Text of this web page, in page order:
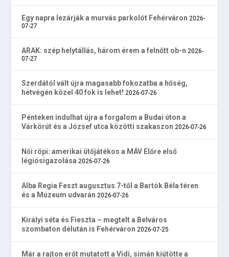
Egy napra lezárják a murvás parkolót Fehérváron 2026-
07-27
ARAK: szép helytállás, három érem a felnőtt ob-n 2026-
07-27
Szerdától vált újra magasabb fokozatba a hőség,
hétvégén közel 40 fok is lehet! 2026-07-26
Pénteken indulhat újra a forgalom a Budai úton a
Várkörút és a József utca közötti szakaszon 2026-07-26
Női röpi: amerikai ütőjátékos a MÁV Előre első
légiósigazolása 2026-07-26
Alba Regia Feszt augusztus 7-től a Bartók Béla téren
és a Múzeum udvarán 2026-07-26
Királyi séta és Fieszta – megtelt a Belváros
szombaton délután is Fehérváron 2026-07-25
Már a rajton erőt mutatott a Vidi, simán kiütötte a